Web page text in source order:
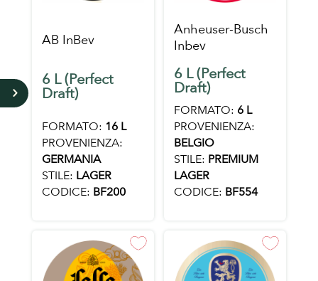
5
AB InBev
6 L (Perfect
Draft)
FORMATO: 16 L
PROVENIENZA:
GERMANIA
STILE: LAGER
CODICE: BF200
Anheuser-Busch
Inbev
6 L (Perfect
Draft)
FORMATO: 6 L
PROVENIENZA:
BELGIO
STILE: PREMIUM
LAGER
CODICE: BF554